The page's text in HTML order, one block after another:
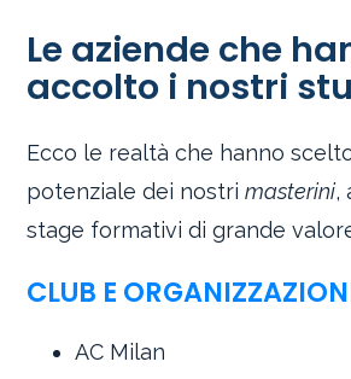
Le aziende che
accolto i nostri
Ecco le realtà che hanno
potenziale dei nostrimasterini,
stage formativi di grande
CLUB E
AC Milan